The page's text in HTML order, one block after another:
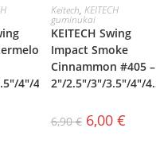
4″/4.5″
PASIRINKTI
SAVYBES
Keitech, KEITECH
guminukai
KEITECH Swing
Impact Smoke
Cinnammon #405 –
2″/2.5″/3″/3.5″/4″/
6,90€ 6,00 €